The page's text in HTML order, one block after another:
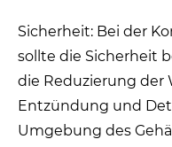
Sicherheit: Bei der
sollte die Sicherheit
die Reduzierung der
Entzündung und
Umgebung des